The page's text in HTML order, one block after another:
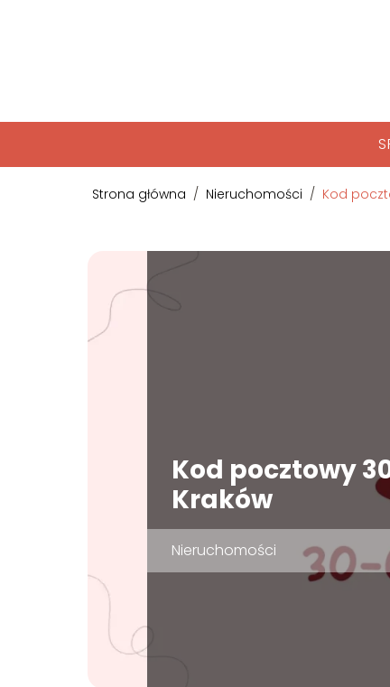
Strona główna / Nieruchomości / Kod
Kod pocztowy
Kraków
Nieruchomości